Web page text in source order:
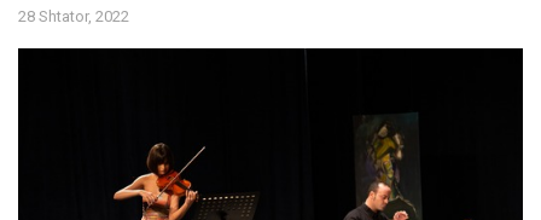
28 Shtator, 2022